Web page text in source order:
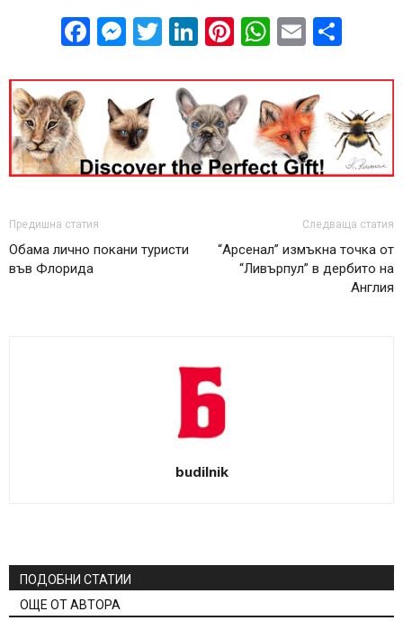
Facebook
Messenger
Twitter
LinkedIn
Pinterest
WhatsApp
Email
Предишна статия
Обама лично покани туристи
във Флорида
Следваща статия
“Арсенал” измъкна точка от
“Ливърпул” в дербито на
Англия
budilnik
ПОДОБНИ СТАТИИ
ОЩЕ ОТ АВТОРА